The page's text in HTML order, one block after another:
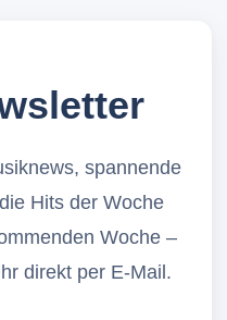
spannende
Hits der Woche
Woche –
direkt per E-Mail.